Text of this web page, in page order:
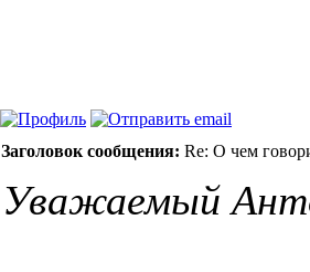
Заголовок сообщения: Re: О чем
Уважаемый